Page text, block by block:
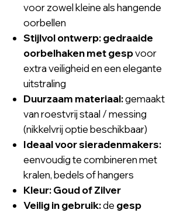
voor zowel kleine als hangende
oorbellen
Stijlvol ontwerp:gedraaide
oorbelhaken met gespvoor
extra veiligheid en een elegante
uitstraling
Duurzaam materiaal:gemaakt
van roestvrij staal / messing
(nikkelvrij optie beschikbaar)
Ideaal voor sieradenmakers:
eenvoudig te combineren met
kralen, bedels of hangers
Kleur: Goud of Zilver
Veilig in gebruik:de gesp